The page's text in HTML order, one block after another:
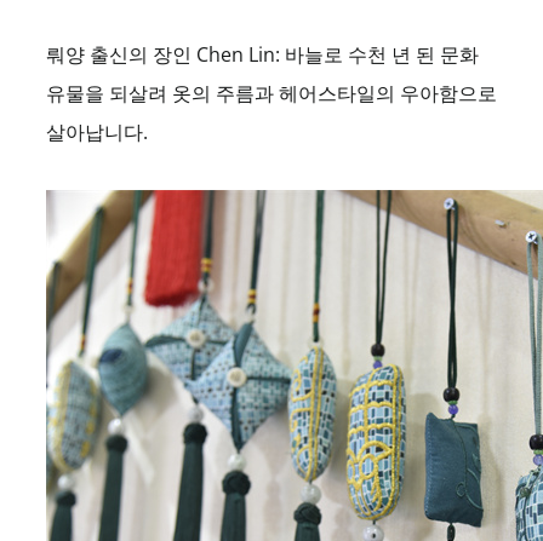
뤄양 출신의 장인 Chen Lin: 바늘로 수천 년 된 문화
유물을 되살려 옷의 주름과 헤어스타일의 우아함으로
살아납니다.